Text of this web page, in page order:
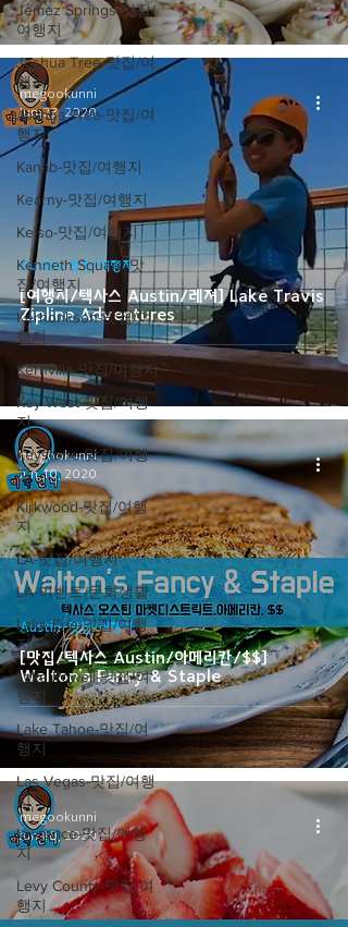
Jemez Springs-맛집/
여행지
Joshua Tree-맛집/여
행지
Joshua Tree-맛집/여
행지
Kanab-맛집/여행지
Kearny-맛집/여행지
Kelso-맛집/여행지
Kenneth Square-맛
집/여행지
Kerhonkson-맛집/여
행지
Kernville-맛집/여행지
Key West-맛집/여행
지
Keystone-맛집/여행
지
Kirkwood-맛집/여행
지
LA-맛집/여행지
LA-이벤트/문화생활
Lake Erie-맛집/여행
지
Lake Powell-맛집/여
행지
Lake Tahoe-맛집/여
행지
Las Vegas-맛집/여행
지
lawrence-맛집/여행
지
Levy County-맛집/여
행지
[여행지/텍사스 Austin/레져] Lake Travis
Zipline Adventures
Austin-맛집/여행지
megookunni
Jun 23, 2020
[맛집/텍사스 Austin/아메리칸/$$]
Walton's Fancy & Staple
Austin-맛집/여행지
megookunni
Jun 10, 2020
megookunni
Jun 10, 2020